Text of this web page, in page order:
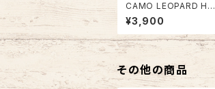
CAMO LEOPARD HO
ODIE NJ20AW0302
¥3,900
その他の商品